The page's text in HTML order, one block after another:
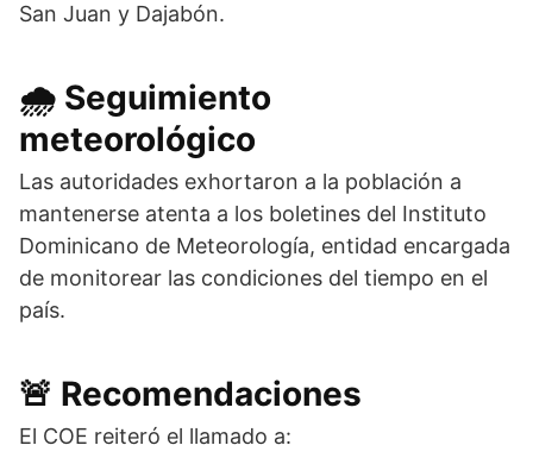
San Juan y Dajabón.
🌧️ Seguimiento
meteorológico
Las autoridades exhortaron a la población a
mantenerse atenta a los boletines del Instituto
Dominicano de Meteorología, entidad encargada
de monitorear las condiciones del tiempo en el
país.
🚨 Recomendaciones
El COE reiteró el llamado a: